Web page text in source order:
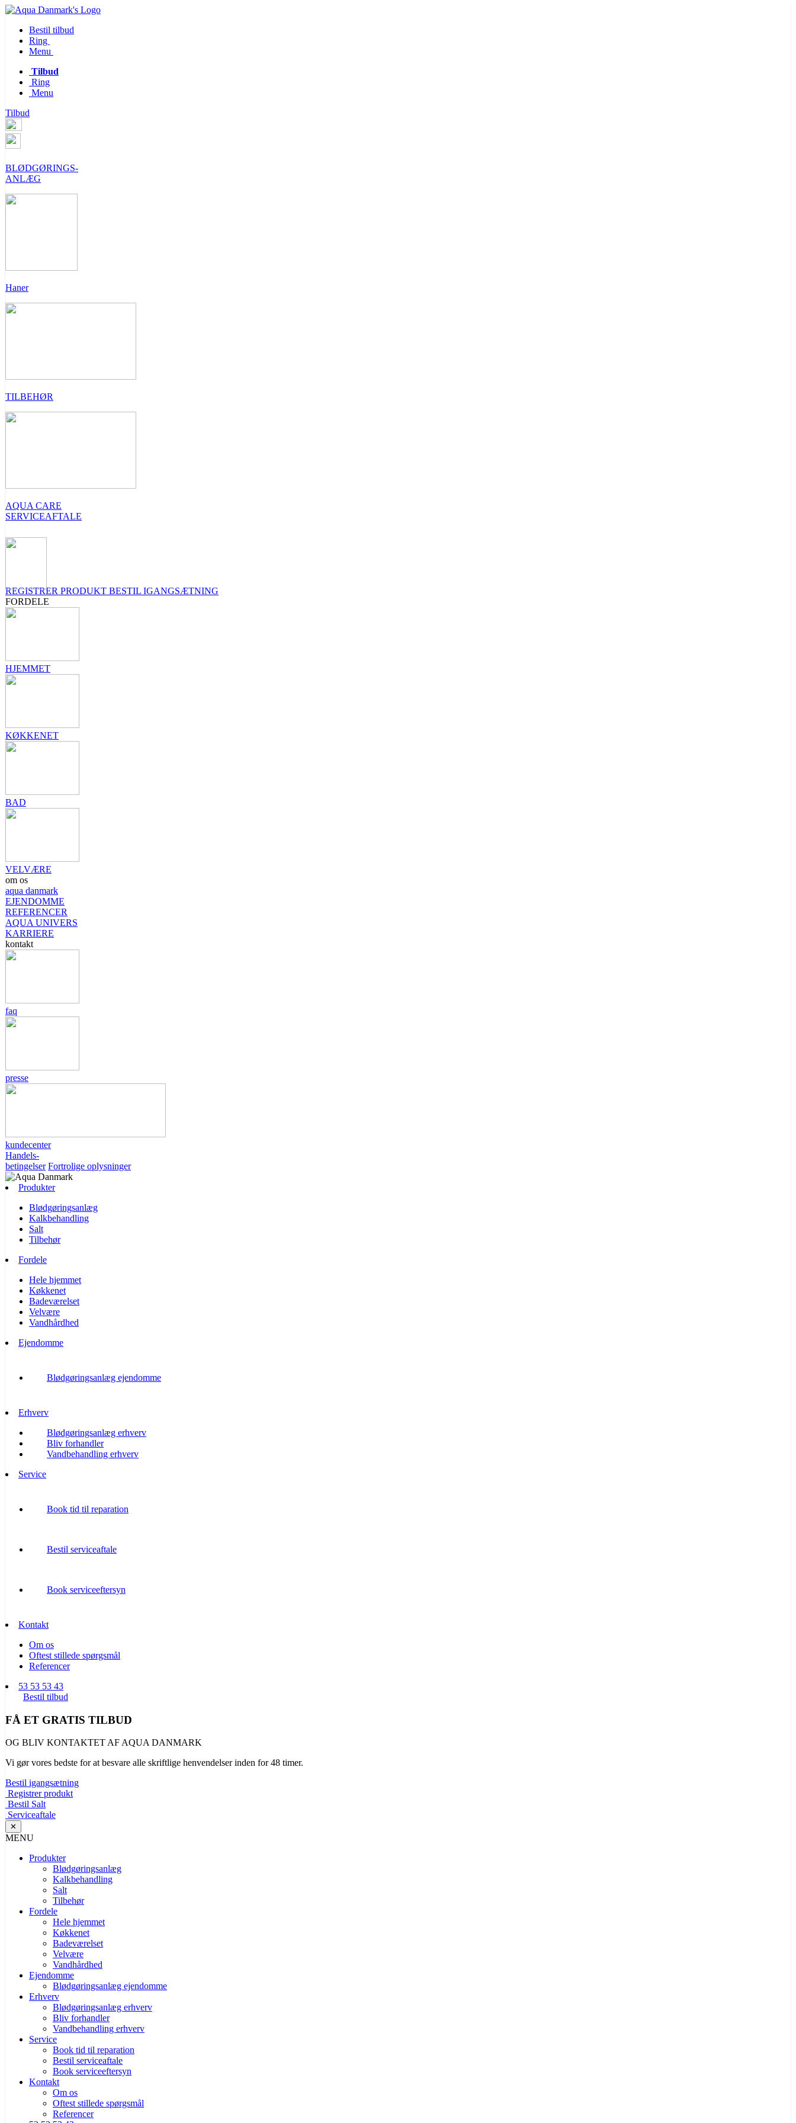
Bestil tilbud
Ring
Menu
Tilbud
Ring
Menu
Tilbud
BLØDGØRINGS-
ANLÆG
Haner
TILBEHØR
AQUA CARE
SERVICEAFTALE
REGISTRER PRODUKT BESTIL IGANGSÆTNING
FORDELE
HJEMMET
KØKKENET
BAD
VELVÆRE
om os
aqua danmark
EJENDOMME
REFERENCER
AQUA UNIVERS
KARRIERE
kontakt
faq
presse
kundecenter
Handels-
betingelser Fortrolige oplysninger
Produkter
Blødgøringsanlæg
Kalkbehandling
Salt
Tilbehør
Fordele
Hele hjemmet
Køkkenet
Badeværelset
Velvære
Vandhårdhed
Ejendomme
Blødgøringsanlæg ejendomme
Erhverv
Blødgøringsanlæg erhverv
Bliv forhandler
Vandbehandling erhverv
Service
Book tid til reparation
Bestil serviceaftale
Book serviceeftersyn
Kontakt
Om os
Oftest stillede spørgsmål
Referencer
53 53 53 43
Bestil tilbud
FÅ ET GRATIS TILBUD
OG BLIV KONTAKTET AF AQUA DANMARK
Vi gør vores bedste for at besvare alle skriftlige henvendelser inden for 48 timer.
Bestil igangsætning
Registrer produkt
Bestil Salt
Serviceaftale
✕
MENU
Produkter
Blødgøringsanlæg
Kalkbehandling
Salt
Tilbehør
Fordele
Hele hjemmet
Køkkenet
Badeværelset
Velvære
Vandhårdhed
Ejendomme
Blødgøringsanlæg ejendomme
Erhverv
Blødgøringsanlæg erhverv
Bliv forhandler
Vandbehandling erhverv
Service
Book tid til reparation
Bestil serviceaftale
Book serviceeftersyn
Kontakt
Om os
Oftest stillede spørgsmål
Referencer